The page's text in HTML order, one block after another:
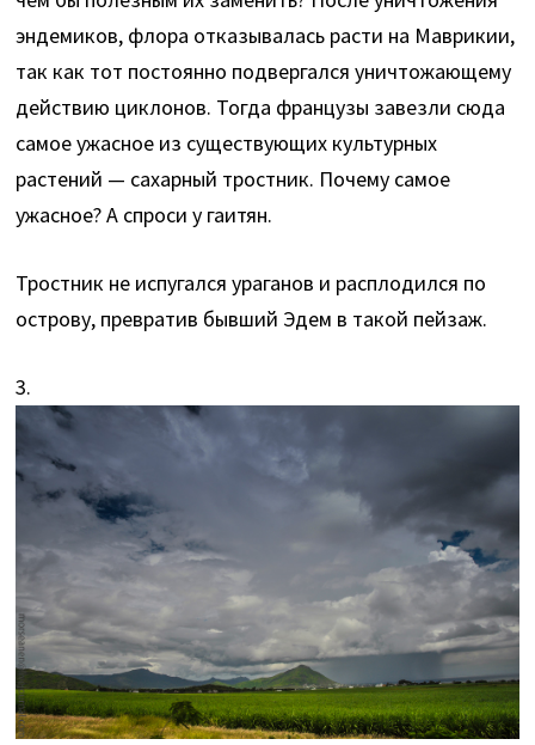
эндемиков, флора отказывалась расти на Маврикии,
так как тот постоянно подвергался уничтожающему
действию циклонов. Тогда французы завезли сюда
самое ужасное из существующих культурных
растений — сахарный тростник. Почему самое
ужасное? А спроси у гаитян.
Тростник не испугался ураганов и расплодился по
острову, превратив бывший Эдем в такой пейзаж.
3.